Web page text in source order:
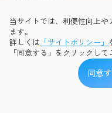
当サイトでは、利便性向上や
ます。
詳しくは 「サイトポリシー」
「同意する」をクリックして
同意
透明性ガイドライン
プライバシーポリシー
コミュニティガイドライン
Copyright © 2026 OG